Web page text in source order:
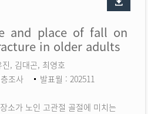
and place of fall on
in older adults
, 김대곤, 최영호
조사
발표월 : 202511
소가 노인 고관절 골절에 미치는